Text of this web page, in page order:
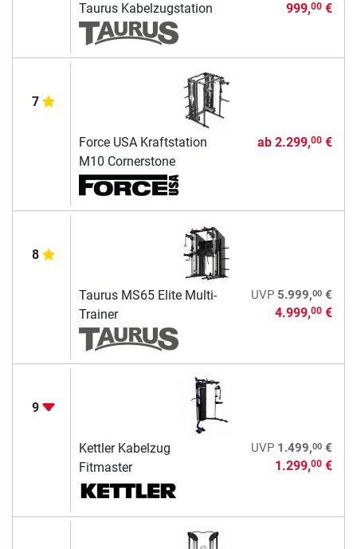
Taurus Kabelzugstation 999,00€
7
Force USA Kraftstation
M10 Cornerstone
ab 2.299,00€
8
Taurus MS65 Elite Multi-
Trainer
UVP 5.999,00€
4.999,00€
9
Kettler Kabelzug
Fitmaster
UVP 1.499,00€
1.299,00€